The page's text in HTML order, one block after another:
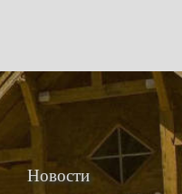
Новости